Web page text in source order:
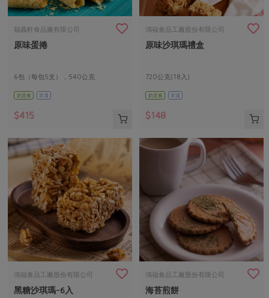
福義軒食品廠有限公司
原味蛋捲
6包（每包5支），540公克
奶蛋素 常溫
$415
鴻福食品工廠股份有限公司
原味沙琪瑪禮盒
720公克(18入)
奶蛋素 常溫
$148
鴻福食品工廠股份有限公司
黑糖沙琪瑪-6入
鴻福食品工廠股份有限公司
海苔煎餅